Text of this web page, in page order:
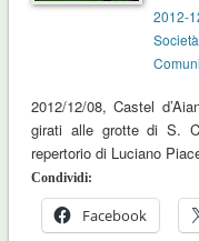
2012-
2012/12/08, Castel
girati alle grotte di S.
repertorio di Luciano
Condividi:
Facebook